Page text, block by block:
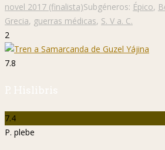
novel 2017 (finalista)Subgéneros: Épico,
Grecia, guerras médicas, S. V a. C.
2
7.8
P. Hislibris
7.4
P. plebe